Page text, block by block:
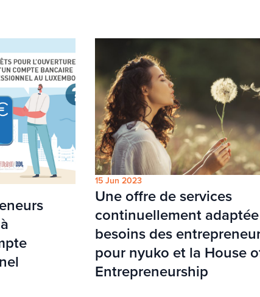
15 Jun 2023
Une offre de services
continuellement
besoins des
pour nyuko et la House
Entrepreneurship